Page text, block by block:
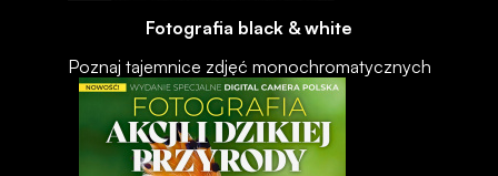
Fotografia black & white
Poznaj tajemnice zdjęć monochromatycznych